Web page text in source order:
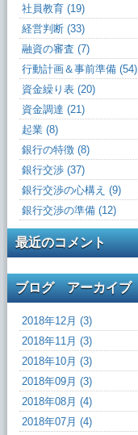
社員教育 (19)
経営判断 (33)
融資の審査 (7)
行動計画＆事前準備 (54)
資金繰り表 (20)
資金調達 (21)
起業 (8)
銀行の特徴 (8)
銀行交渉 (37)
銀行交渉の心構え (9)
銀行交渉の準備 (12)
最近のコメント
ブログ アーカイブ
2018年12月 (3)
2018年11月 (3)
2018年10月 (3)
2018年09月 (3)
2018年08月 (4)
2018年07月 (4)